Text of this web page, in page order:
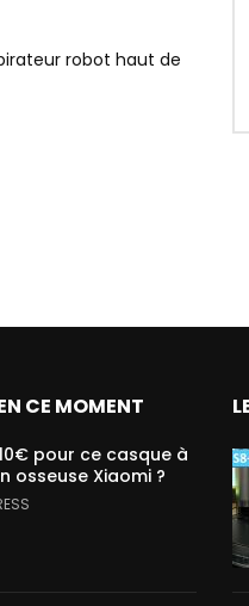
robot haut de
CE MOMENT
pour ce casque à
osseuse Xiaomi ?